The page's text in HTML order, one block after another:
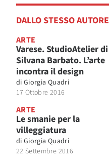
DALLO STESSO AUTORE
ARTE
Varese. StudioAtelier di
Silvana Barbato. L’arte
incontra il design
di Giorgia Quadri
17 Ottobre 2016
ARTE
Le smanie per la
villeggiatura
di Giorgia Quadri
22 Settembre 2016